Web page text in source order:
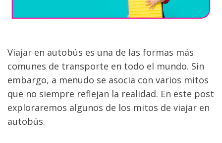
Viajar en autobús es una de las formas más
comunes de transporte en todo el mundo. Sin
embargo, a menudo se asocia con varios mitos
que no siempre reflejan la realidad. En este post
exploraremos algunos de los mitos de viajar en
autobús.